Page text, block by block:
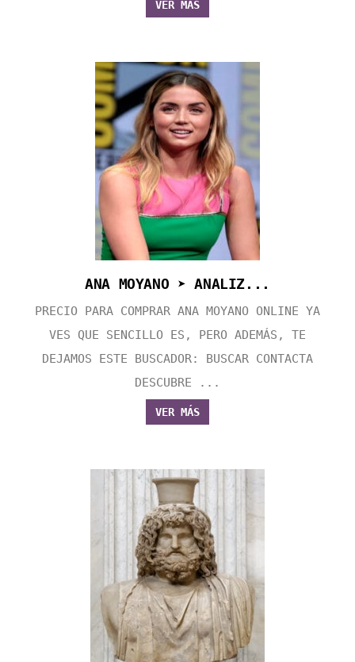
VER MÁS
ANA MOYANO ➤ ANALIZ...
PRECIO PARA COMPRAR ANA MOYANO ONLINE YA
VES QUE SENCILLO ES, PERO ADEMÁS, TE
DEJAMOS ESTE BUSCADOR: BUSCAR CONTACTA
DESCUBRE ...
VER MÁS